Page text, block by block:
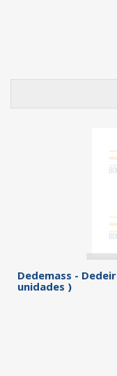
Dedemass -
unidades )